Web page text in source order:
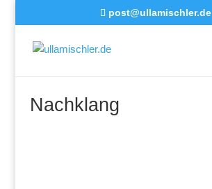
post@ullamischler.de
Nachklang